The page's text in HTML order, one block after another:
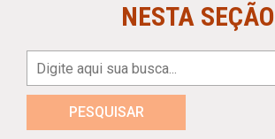
NESTA SEÇÃO
PESQUISAR